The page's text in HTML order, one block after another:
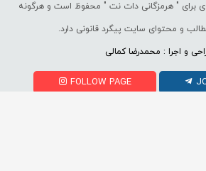
برای " هرمزگانی دات نت " محفوظ است و هرگونه
و محتوای سایت پیگرد قانونی دارد.
و اجرا : محمدرضا کمالی
FOLLOW PAGE